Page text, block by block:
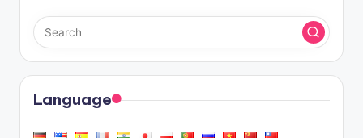
Language